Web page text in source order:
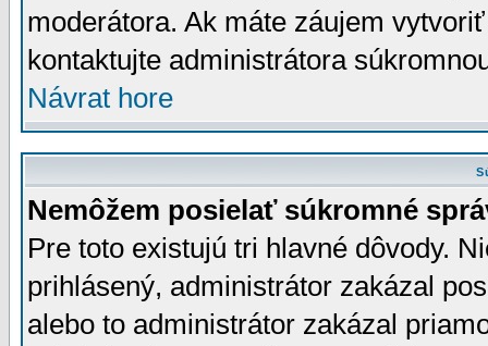
moderátora. Ak máte záujem
kontaktujte administrátora
Návrat hore
Nemôžem posielať súkromné
Pre toto existujú tri hlavné dôvody.
prihlásený, administrátor zakázal
alebo to administrátor zakázal